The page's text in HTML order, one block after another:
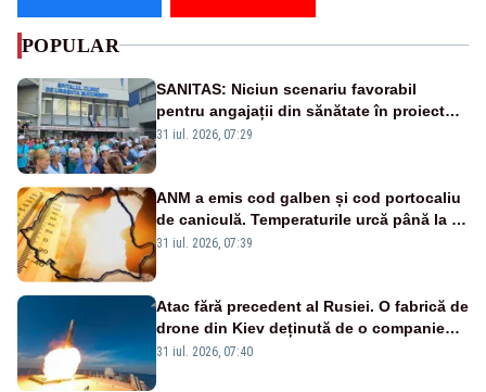
POPULAR
SANITAS: Niciun scenariu favorabil
pentru angajații din sănătate în proiectul
Legii salarizării
31 iul. 2026, 07:29
ANM a emis cod galben și cod portocaliu
de caniculă. Temperaturile urcă până la 38
de grade, iar nopțile devin tropicale
31 iul. 2026, 07:39
Atac fără precedent al Rusiei. O fabrică de
drone din Kiev deținută de o companie
americană, distrusă de o rachetă
31 iul. 2026, 07:40